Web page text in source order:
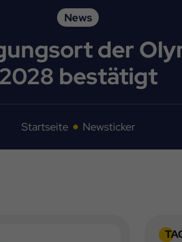
News
der
2028 bestätigt
Startseite Newsticker